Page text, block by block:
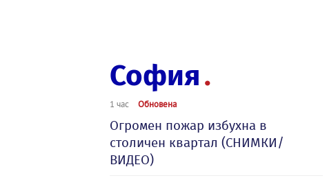
София
1 час Обновена
Огромен пожар избухна в
столичен квартал (СНИМКИ/
ВИДЕО)